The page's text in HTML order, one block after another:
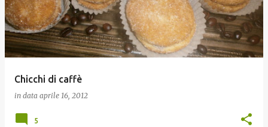
Chicchi di caffè
in data aprile 16, 2012
5